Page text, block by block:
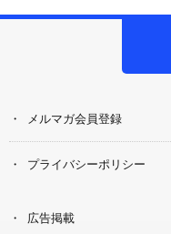
メルマガ会員登録
プライバシーポリシー
広告掲載